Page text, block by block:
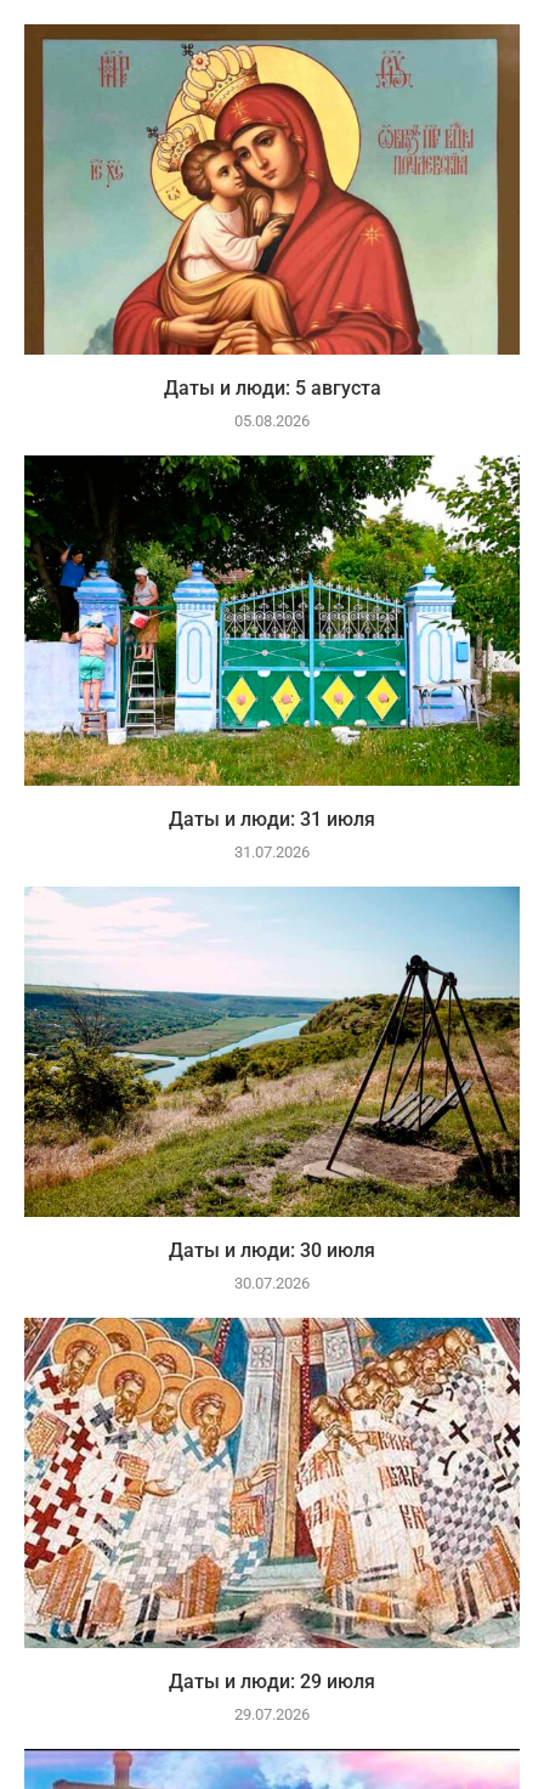
Даты и люди: 5 августа
05.08.2026
Даты и люди: 31 июля
31.07.2026
Даты и люди: 30 июля
30.07.2026
Даты и люди: 29 июля
29.07.2026